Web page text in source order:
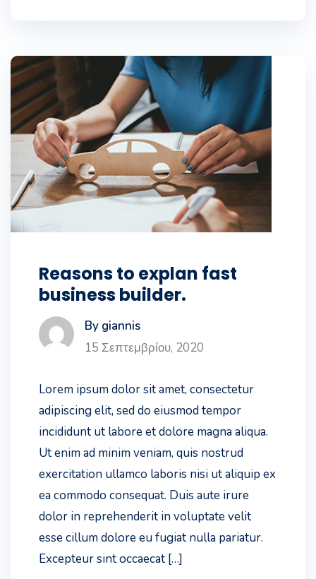
Reasons to explan fast
business builder.
By giannis
15 Σεπτεμβρίου, 2020
Lorem ipsum dolor sit amet, consectetur
adipiscing elit, sed do eiusmod tempor
incididunt ut labore et dolore magna aliqua.
Ut enim ad minim veniam, quis nostrud
exercitation ullamco laboris nisi ut aliquip ex
ea commodo consequat. Duis aute irure
dolor in reprehenderit in voluptate velit
esse cillum dolore eu fugiat nulla pariatur.
Excepteur sint occaecat […]